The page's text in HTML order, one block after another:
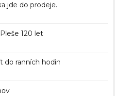
jde do prodeje.
120 let
do ranních hodin